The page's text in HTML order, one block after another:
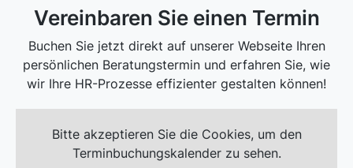
Vereinbaren Sie einen Termin
Buchen Sie jetzt direkt auf unserer Webseite Ihren
persönlichen Beratungstermin und erfahren Sie, wie
wir Ihre HR-Prozesse effizienter gestalten können!
Bitte akzeptieren Sie die Cookies, um den
Terminbuchungskalender zu sehen.